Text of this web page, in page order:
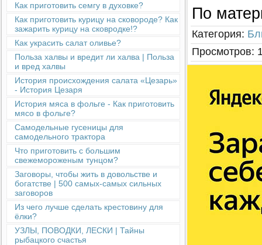
Как приготовить семгу в духовке?
Как приготовить курицу на сковороде? Как
зажарить курицу на сковродке!?
Как украсить салат оливье?
Польза халвы и вредит ли халва | Польза
и вред халвы
История происхождения салата «Цезарь»
- История Цезаря
История мяса в фольге - Как приготовить
мясо в фольге?
Cамодельные гусеницы для
самодельного трактора
Что приготовить с большим
свежемороженым тунцом?
Заговоры, чтобы жить в довольстве и
богатстве | 500 самых-самых сильных
заговоров
Из чего лучше сделать крестовину для
ёлки?
УЗЛЫ, ПОВОДКИ, ЛЕСКИ | Тайны
рыбацкого счастья
По
Категория:
Просмотров: